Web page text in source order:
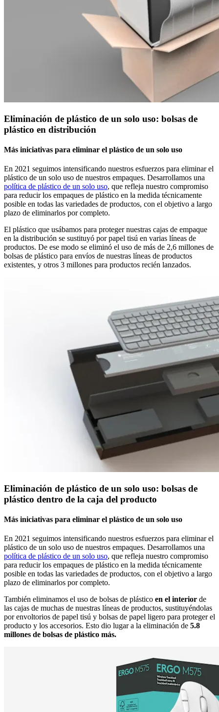
Eliminación de plástico de un solo uso: bolsas de
plástico en distribución
Más iniciativas para eliminar el plástico de un solo uso
En 2021 seguimos intensificando nuestros esfuerzos para eliminar el
plástico de un solo uso de nuestros empaques. Desarrollamos una
política de plástico de un solo uso, que refleja nuestro compromiso
para reducir los empaques de plástico en la medida técnicamente
posible en todas las variedades de productos, con el objetivo a largo
plazo de eliminarlos por completo.
El plástico que usábamos para proteger nuestras cajas de empaque
en la distribución se sustituyó por papel tisú en varias líneas de
productos. De ese modo se eliminó el uso de más de 2,6 millones de
bolsas de plástico para envíos de nuestras líneas de productos
existentes, y otros 3 millones para productos recién lanzados.
Eliminación de plástico de un solo uso: bolsas de
plástico dentro de la caja del producto
Más iniciativas para eliminar el plástico de un solo uso
En 2021 seguimos intensificando nuestros esfuerzos para eliminar el
plástico de un solo uso de nuestros empaques. Desarrollamos una
política de plástico de un solo uso, que refleja nuestro compromiso
para reducir los empaques de plástico en la medida técnicamente
posible en todas las variedades de productos, con el objetivo a largo
plazo de eliminarlos por completo.
También eliminamos el uso de bolsas de plástico en el interior de
las cajas de muchas de nuestras líneas de productos, sustituyéndolas
por envoltorios de papel tisú y bolsas de papel ligero para proteger el
producto y los accesorios. Esto dio lugar a la eliminación de 5.8
millones de bolsas de plástico más.